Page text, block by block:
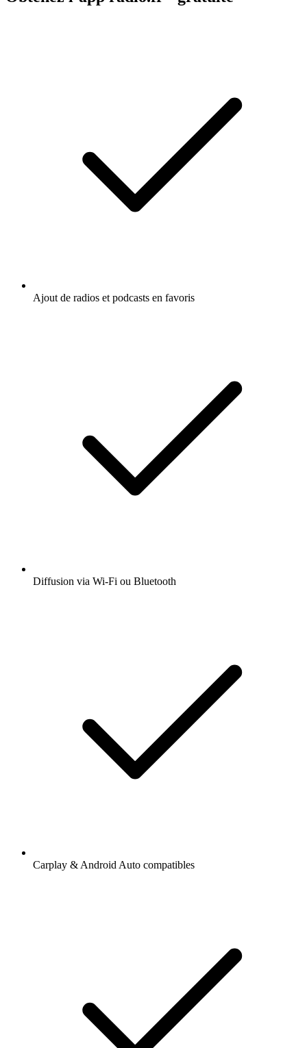
Ajout de radios et podcasts en favoris
Diffusion via Wi-Fi ou Bluetooth
Carplay & Android Auto compatibles